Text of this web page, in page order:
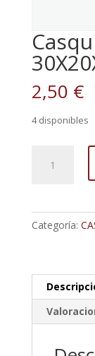
2,50 €
4 disponibles
cantidad
Categoría: